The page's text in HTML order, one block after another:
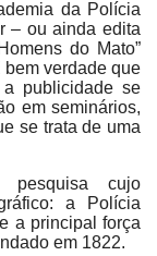
da Polícia
– ou ainda edita
do Mato”
verdade que
publicidade se
em seminários,
se trata de uma
pesquisa cujo
a Polícia
a principal força
em 1822.